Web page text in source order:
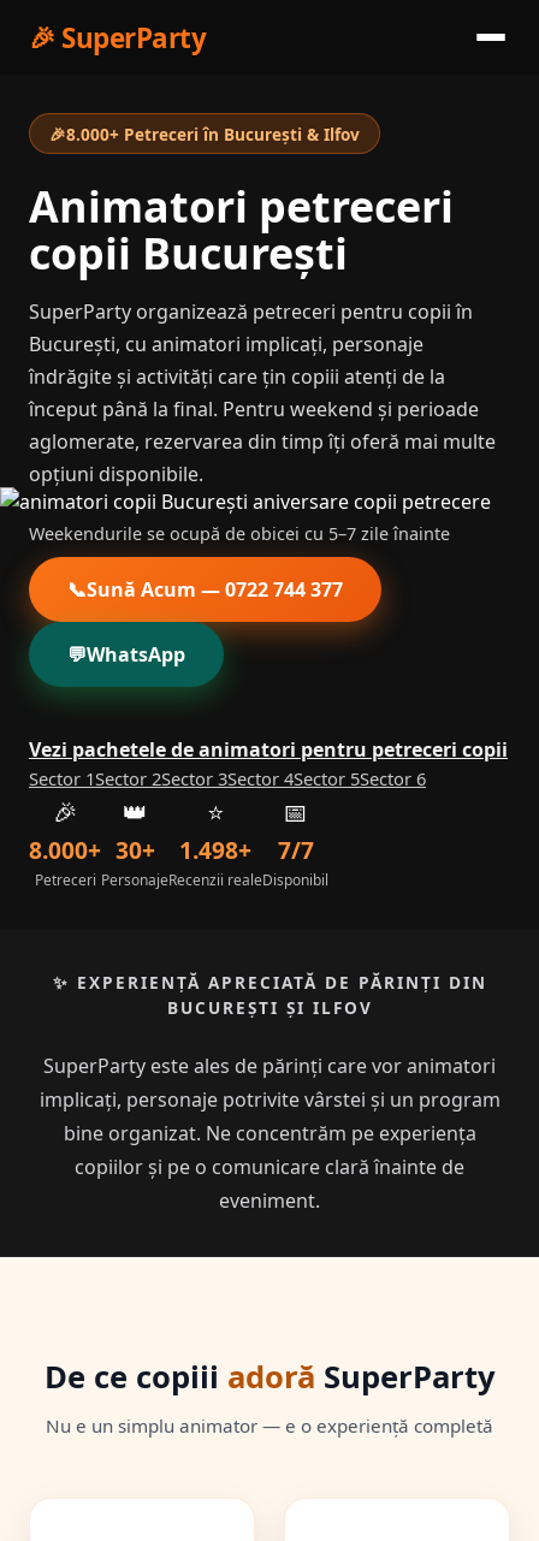
🎉 SuperParty
🎉8.000+ Petreceri în București & Ilfov
Animatori petreceri
copii București
SuperParty organizează petreceri pentru copii în
București, cu animatori implicați, personaje
îndrăgite și activități care țin copiii atenți de la
început până la final. Pentru weekend și perioade
aglomerate, rezervarea din timp îți oferă mai multe
opțiuni disponibile.
Weekendurile se ocupă de obicei cu 5–7 zile înainte
📞Sună Acum — 0722 744 377
💬WhatsApp
Vezi pachetele de animatori pentru petreceri copii
Sector 1Sector 2Sector 3Sector 4Sector 5Sector 6
🎉
8.000+
Petreceri
👑
30+
Personaje
⭐
1.498+
Recenzii reale
📅
7/7
Disponibil
✨ EXPERIENȚĂ APRECIATĂ DE PĂRINȚI DIN
BUCUREȘTI ȘI ILFOV
SuperParty este ales de părinți care vor animatori
implicați, personaje potrivite vârstei și un program
bine organizat. Ne concentrăm pe experiența
copiilor și pe o comunicare clară înainte de
eveniment.
De ce copiii adoră SuperParty
Nu e un simplu animator — e o experiență completă